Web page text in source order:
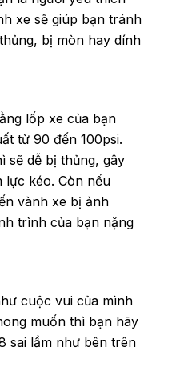
xe sẽ giúp bạn tránh
bị mòn hay dính
lốp xe của bạn
từ 90 đến 100psi.
sẽ dễ bị thủng, gây
lực kéo. Còn nếu
vành xe bị ảnh
trình của bạn nặng
cuộc vui của mình
muốn thì bạn hãy
sai lầm như bên trên